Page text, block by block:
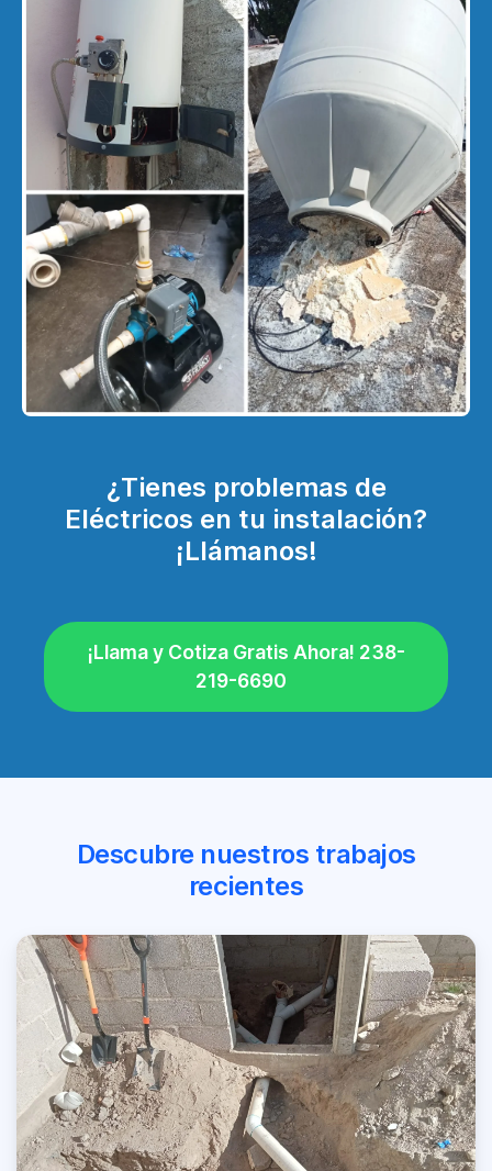
¿Tienes problemas de
Eléctricos en tu instalación?
¡Llámanos!
¡Llama y Cotiza Gratis Ahora! 238-
219-6690
Descubre nuestros trabajos
recientes